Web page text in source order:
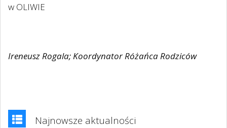
w OLIWIE
Ireneusz Rogala; Koordynator Różańca Rodziców
Najnowsze aktualności